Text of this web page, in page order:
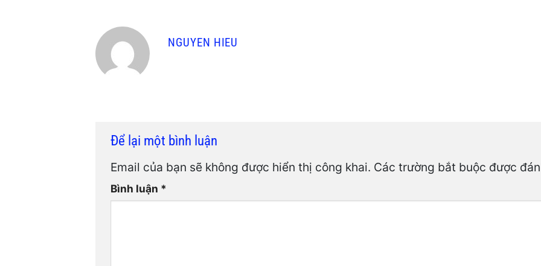
NGUYEN HIEU
Để lại một bình luận
Email của bạn sẽ không được hiển thị công khai. Các trường bắt buộc được
Bình luận *